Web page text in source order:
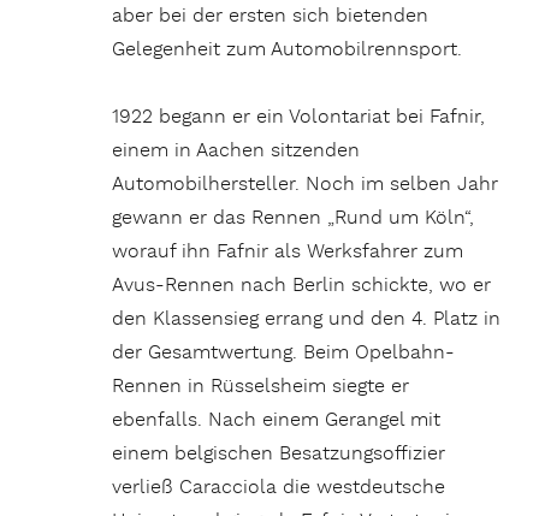
aber bei der ersten sich bietenden
Gelegenheit zum Automobilrennsport.
1922 begann er ein Volontariat bei Fafnir,
einem in Aachen sitzenden
Automobilhersteller. Noch im selben Jahr
gewann er das Rennen „Rund um Köln“,
worauf ihn Fafnir als Werksfahrer zum
Avus-Rennen nach Berlin schickte, wo er
den Klassensieg errang und den 4. Platz in
der Gesamtwertung. Beim Opelbahn-
Rennen in Rüsselsheim siegte er
ebenfalls. Nach einem Gerangel mit
einem belgischen Besatzungsoffizier
verließ Caracciola die westdeutsche